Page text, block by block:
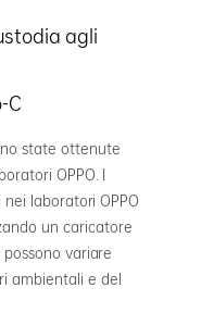
agli
C
state ottenute
OPPO. I
laboratori OPPO
un caricatore
variare
ambientali e del